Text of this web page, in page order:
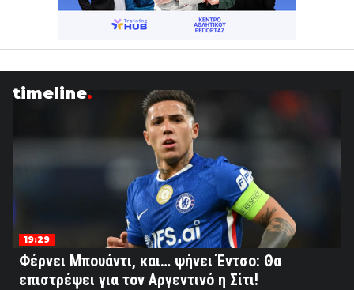
timeline
19:29
Φέρνει Μπουάντι, και… ψήνει Έντσο: Θα
επιστρέψει για τον Αργεντινό η Σίτι!